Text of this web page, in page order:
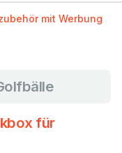
mit Werbung
für